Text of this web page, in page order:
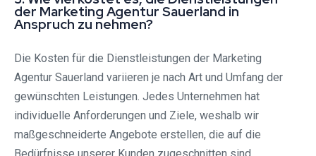
der Marketing Agentur Sauerland in
Anspruch zu nehmen?
Die Kosten für die Dienstleistungen der Marketing
Agentur Sauerland variieren je nach Art und Umfang der
gewünschten Leistungen. Jedes Unternehmen hat
individuelle Anforderungen und Ziele, weshalb wir
maßgeschneiderte Angebote erstellen, die auf die